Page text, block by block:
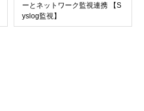
ーとネットワーク監視連携 【S
yslog監視】